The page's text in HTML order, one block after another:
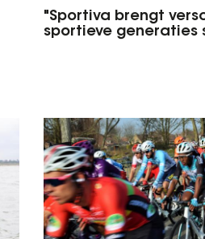
"Sportiva brengt
sportieve generaties